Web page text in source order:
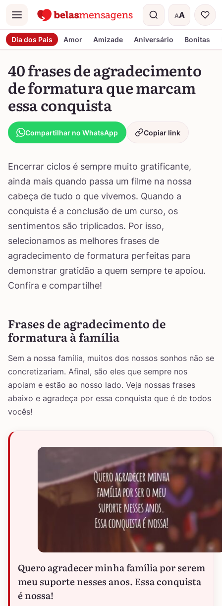
Menu AA
Tamanho do
Dia dos Pais Amor Amizade Aniversário Bonitas
40 frases de agradecimento
de formatura que marcam
essa conquista
Compartilhar no WhatsApp Copiar link
Encerrar ciclos é sempre muito gratificante,
ainda mais quando passa um filme na nossa
cabeça de tudo o que vivemos. Quando a
conquista é a conclusão de um curso, os
sentimentos são triplicados. Por isso,
selecionamos as melhores frases de
agradecimento de formatura perfeitas para
demonstrar gratidão a quem sempre te apoiou.
Confira e compartilhe!
Frases de agradecimento de
formatura à família
Sem a nossa família, muitos dos nossos sonhos não se
concretizariam. Afinal, são eles que sempre nos
apoiam e estão ao nosso lado. Veja nossas frases
abaixo e agradeça por essa conquista que é de todos
vocês!
Quero agradecer minha família por serem
meu suporte nesses anos. Essa conquista
é nossa!